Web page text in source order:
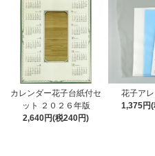
カレンダー花子台紙付セ
ット ２０２６年版
2,640円(税240円)
花子ア
1,375円